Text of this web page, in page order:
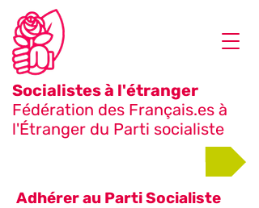
Socialistes à l'étranger
Fédération des Français.es à
l'Étranger du Parti socialiste
Adhérer au Parti Socialiste